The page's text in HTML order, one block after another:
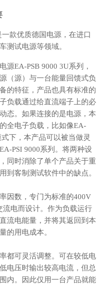
款优质德国电源，在进口
测试电源等领域。
源EA-PSB 9000 3U系列，
（源）与一台能量回馈式负
的特征，产品也具有标准的
负载通过给直流端子上的必
态。如果连接的是电源，本
全电子负载，比如像EA-
下，本产品可以被当做灵
PSI 9000系列。将两种设
同时消除了单个产品关于重
到客制测试软件中的缺点。
因数，专门为标准的400V
流电而设计。作为负载运行
流电能量，并将其返回到本
的用电成本。
都可灵活调整。可在较低电
电压时输出较高电流，但总
内。因此仅用一台产品就能